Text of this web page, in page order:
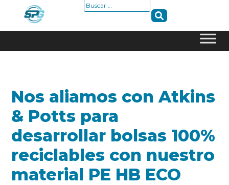
Buscar:
Nos aliamos con Atkins
& Potts para
desarrollar bolsas 100%
reciclables con nuestro
material PE HB ECO